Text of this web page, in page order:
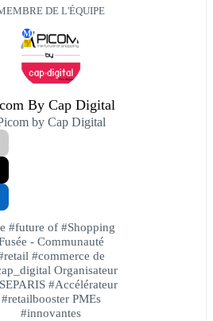
DE L'ÉQUIPE
M
By Cap Digital
by Cap Digital
#future of #Shopping
- Communauté
#commerce de
Organisateur
#Accélérateur
#retailbooster PMEs
#innovantes